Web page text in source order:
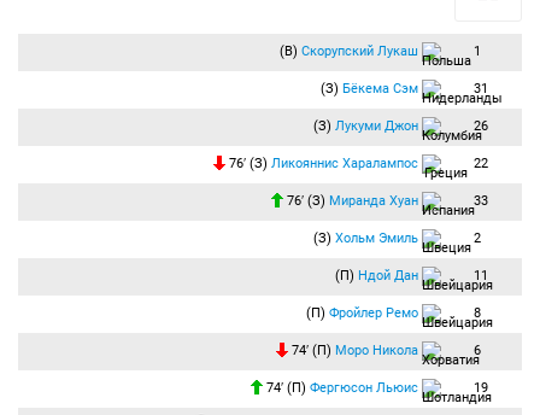
(В) Скорупский Лукаш 1
(З) Бёкема Сэм 31
(З) Лукуми Джон 26
76′ (З) Ликояннис Харалампос 22
76′ (З) Миранда Хуан 33
(З) Хольм Эмиль 2
(П) Ндой Дан 11
(П) Фройлер Ремо 8
74′ (П) Моро Никола 6
74′ (П) Фергюсон Льюис 19